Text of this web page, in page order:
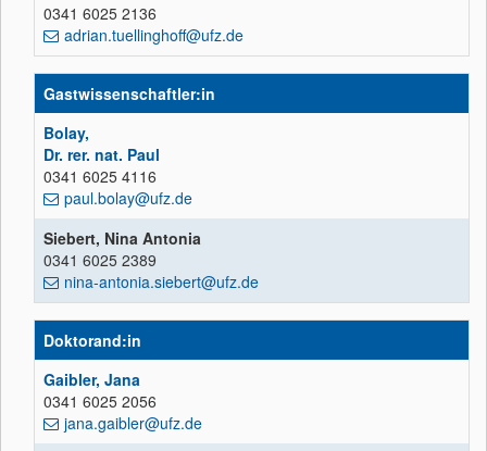
0341 6025 2136
adrian.tuellinghoff@ufz.de
Gastwissenschaftler:in
Bolay,
Dr. rer. nat. Paul
0341 6025 4116
paul.bolay@ufz.de
Siebert, Nina Antonia
0341 6025 2389
nina-antonia.siebert@ufz.de
Doktorand:in
Gaibler, Jana
0341 6025 2056
jana.gaibler@ufz.de